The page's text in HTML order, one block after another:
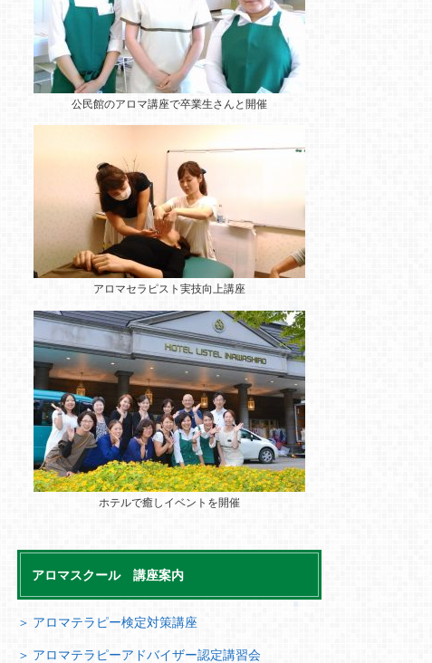
公民館のアロマ講座で卒業生さんと開催
アロマセラピスト実技向上講座
ホテルで癒しイベントを開催
アロマスクール 講座案内
＞ アロマテラピー検定対策講座
＞ アロマテラピーアドバイザー認定講習会